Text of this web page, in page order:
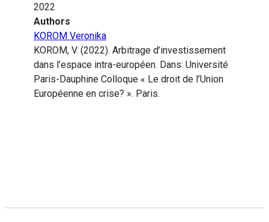
2022
Authors
KOROM Veronika
KOROM, V. (2022). Arbitrage d’investissement
dans l’espace intra-européen. Dans: Université
Paris-Dauphine Colloque « Le droit de l’Union
Européenne en crise? ». Paris.